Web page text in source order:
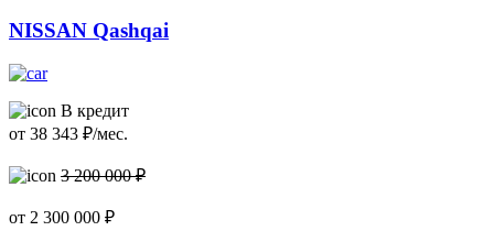
NISSAN Qashqai
В кредит
от 38 343 ₽/мес.
3 200 000 ₽
от 2 300 000 ₽